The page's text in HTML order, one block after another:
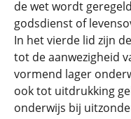
de wet wordt
godsdienst of
In het vierde lid zijn
tot de aanwezigheid
vormend lager
ook tot uitdrukking
onderwijs bij